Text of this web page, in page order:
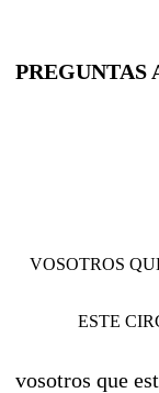
PREGUNTAS
VOSOTROS
ESTE
vosotros que